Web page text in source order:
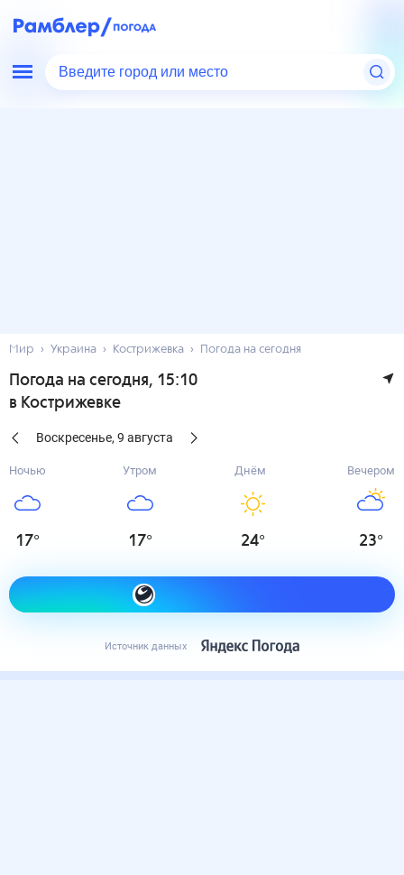
Введите город или место
Мир Украина Кострижевка Погода на сегодня
Погода на сегодня, 15:10
в Кострижевке
Воскресенье, 9 августа
Ночью
17°
Утром
17°
Днём
24°
Вечером
23°
Как одеться сегодня
Источник данных